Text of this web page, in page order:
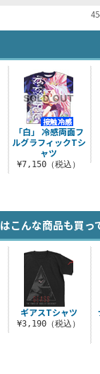
「白」 冷感両面フ
ルグラフィックTシ
ャツ
¥7,150（税込）
こんな商品も買っ
ギアスTシャツ
¥3,190（税込）